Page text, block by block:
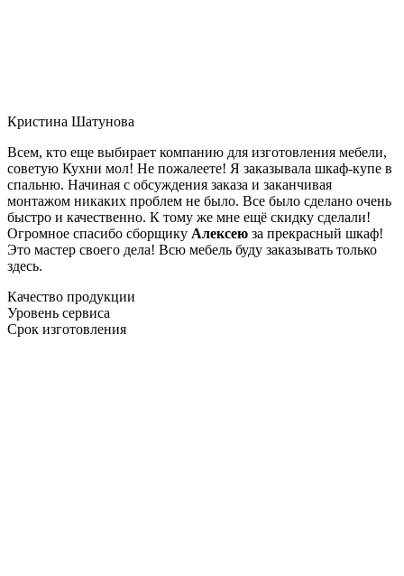
Кристина Шатунова
Всем, кто еще выбирает компанию для изготовления мебели,
советую Кухни мол! Не пожалеете! Я заказывала шкаф-купе в
спальню. Начиная с обсуждения заказа и заканчивая
монтажом никаких проблем не было. Все было сделано очень
быстро и качественно. К тому же мне ещё скидку сделали!
Огромное спасибо сборщику Алексею за прекрасный шкаф!
Это мастер своего дела! Всю мебель буду заказывать только
здесь.
Качество продукции
Уровень сервиса
Срок изготовления